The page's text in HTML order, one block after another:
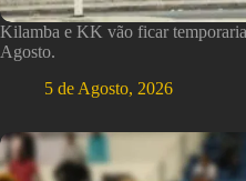
Kilamba e KK vão ficar
Agosto.
5 de Agosto, 2026